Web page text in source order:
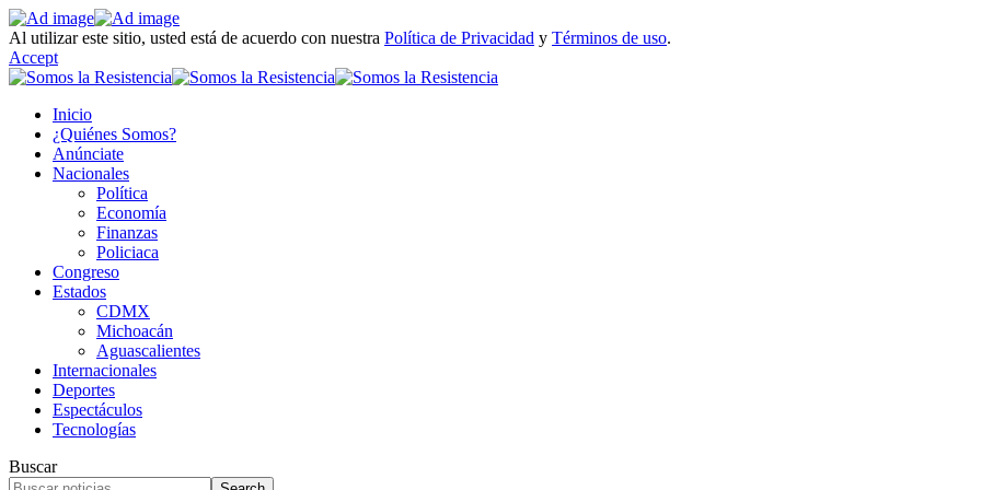
Al utilizar este sitio, usted está de acuerdo con nuestra Política de Privacidad y Términos de uso.
Accept
Inicio
¿Quiénes Somos?
Anúnciate
Nacionales
Política
Economía
Finanzas
Policiaca
Congreso
Estados
CDMX
Michoacán
Aguascalientes
Internacionales
Deportes
Espectáculos
Tecnologías
Buscar